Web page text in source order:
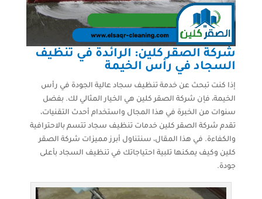
شركة الصقر كلين: الرائدة في تنظيف
السجاد في رأس الخيمة
إذا كنت تبحث عن خدمة تنظيف سجاد عالية الجودة في رأس
الخيمة، فإن شركة الصقر كلين هي الخيار المثالي لك. بفضل
سنوات من الخبرة في هذا المجال واستخدام أحدث التقنيات،
تقدم شركة الصقر كلين خدمات تنظيف سجاد تتسم بالاحترافية
والكفاءة. في هذا المقال، سنتناول أبرز مميزات شركة الصقر
كلين وكيف يمكنها تلبية احتياجاتك في تنظيف السجاد بأعلى
جودة.